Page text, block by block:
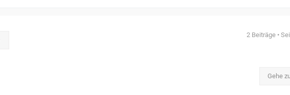
2 Beiträge •
Gehe